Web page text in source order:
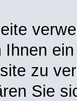
Ihnen
zu
Sie